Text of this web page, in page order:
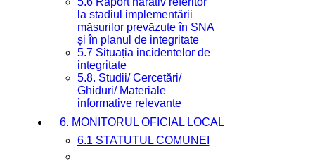
la stadiul implementării
măsurilor prevăzute în SNA
și în planul de integritate
5.7 Situația incidentelor de
integritate
5.8. Studii/ Cercetări/
Ghiduri/ Materiale
informative relevante
6. MONITORUL OFICIAL LOCAL
6.1 STATUTUL COMUNEI